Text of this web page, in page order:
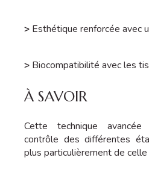
> Esthétique renforcée avec
> Biocompatibilité avec les
À SAVOIR
Cette technique
contrôle des différentes
plus particulièrement de celle